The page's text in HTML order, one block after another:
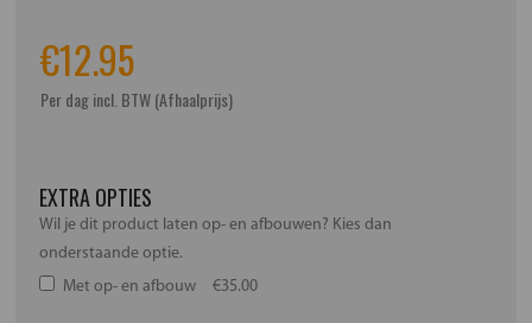
€12.95
Per dag incl. BTW (Afhaalprijs)
EXTRA OPTIES
Wil je dit product laten op- en afbouwen? Kies dan
onderstaande optie.
Met op- en afbouw
€35.00